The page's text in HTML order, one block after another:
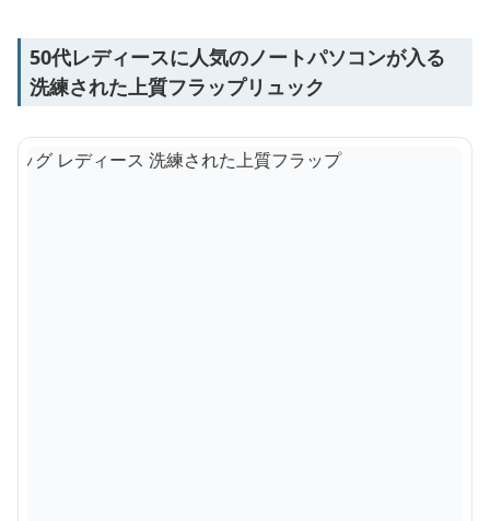
50代レディースに人気のノートパソコンが入る
洗練された上質フラップリュック